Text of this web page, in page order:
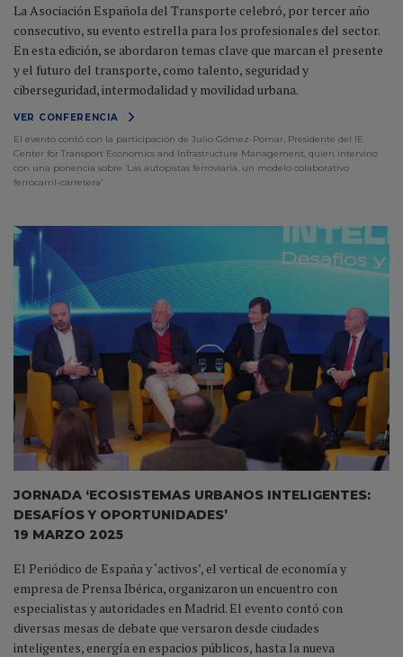
La Asociación Española del Transporte celebró, por tercer año
consecutivo, su evento estrella para los profesionales del sector.
En esta edición, se abordaron temas clave que marcan el presente
y el futuro del transporte, como talento, seguridad y
ciberseguridad, intermodalidad y movilidad urbana.
VER CONFERENCIA
El evento contó con la participación de Julio Gómez-Pomar, Presidente del IE
Center for Transport Economics and Infrastructure Management, quien intervino
con una ponencia sobre ‘Las autopistas ferroviaria, un modelo colaborativo
ferrocarril-carretera’
JORNADA ‘ECOSISTEMAS URBANOS INTELIGENTES:
DESAFÍOS Y OPORTUNIDADES’
19 MARZO 2025
El Periódico de España y ‘activos’, el vertical de economía y
empresa de Prensa Ibérica, organizaron un encuentro con
especialistas y autoridades en Madrid. El evento contó con
diversas mesas de debate que versaron desde ciudades
inteligentes, energía en espacios públicos, hasta la nueva